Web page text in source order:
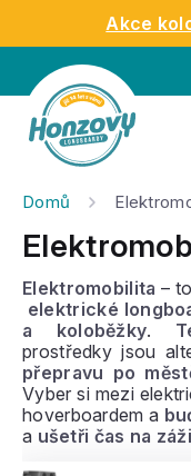
obsah
Akce
Domů
Elektromobilita –
elektrické
a koloběžky.
prostředky jsou
přepravu po
Vyber si mezi
hoverboardem a
a ušetři čas na